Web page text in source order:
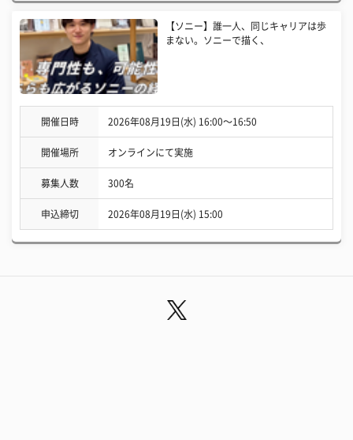
【ソニー】誰一人、同じキャリアは歩
まない。ソニーで描く、
開催日時 2026年08月19日(水) 16:00〜16:50
開催場所 オンラインにて実施
募集人数 300名
申込締切 2026年08月19日(水) 15:00